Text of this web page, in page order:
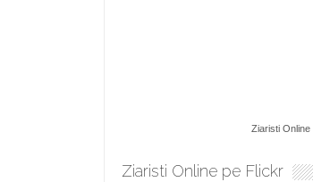
Ziaristi Online
Ziaristi Online pe Flickr